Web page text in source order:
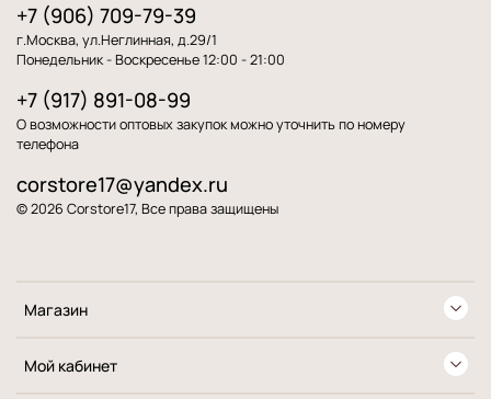
Магазин
Мой кабинет
+7 (906) 709-79-39
г.Москва, ул.Неглинная, д.29/1
Понедельник - Воскресенье 12:00 - 21:00
+7 (917) 891-08-99
О возможности оптовых закупок можно уточнить по номеру
телефона
corstore17@yandex.ru
© 2026 Corstore17, Все права защищены